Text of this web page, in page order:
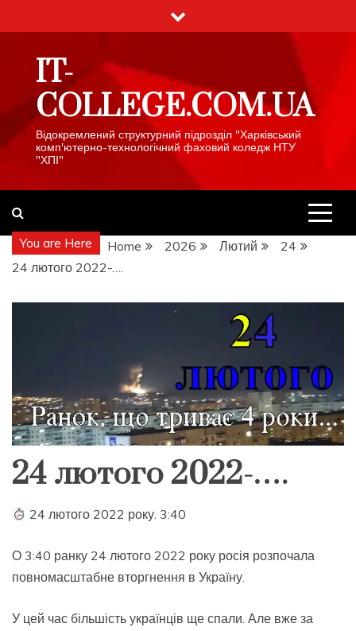
to
IT-
COLLEGE.COM.UA
Відокремлений структурний підрозділ "Харківський
комп'ютерно-технологічний фаховий коледж НТУ
"ХПІ"
You are Here Home 2026 Лютий
24
24 лютого 2022-….
24 лютого 2022-….
24 лютого 2022 року. 3:40
О 3:40 ранку 24 лютого 2022 року росія розпочала
повномасштабне вторгнення в Україну.
У цей час більшість українців ще спали. Але вже за